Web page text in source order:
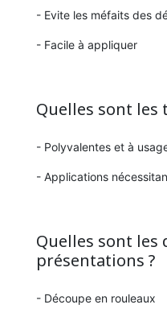
- Evite les méfaits des
- Facile à appliquer
Quelles sont les
- Polyvalentes et à
- Applications
Quelles sont les
présentations ?
- Découpe en rouleaux